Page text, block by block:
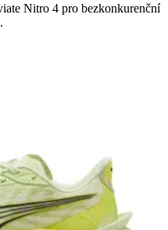
Nitro 4 pro bezkonkurenční